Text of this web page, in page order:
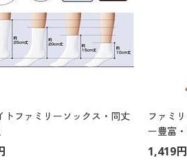
トファミリーソックス・同丈
ファミ
ー豊富
1,419円